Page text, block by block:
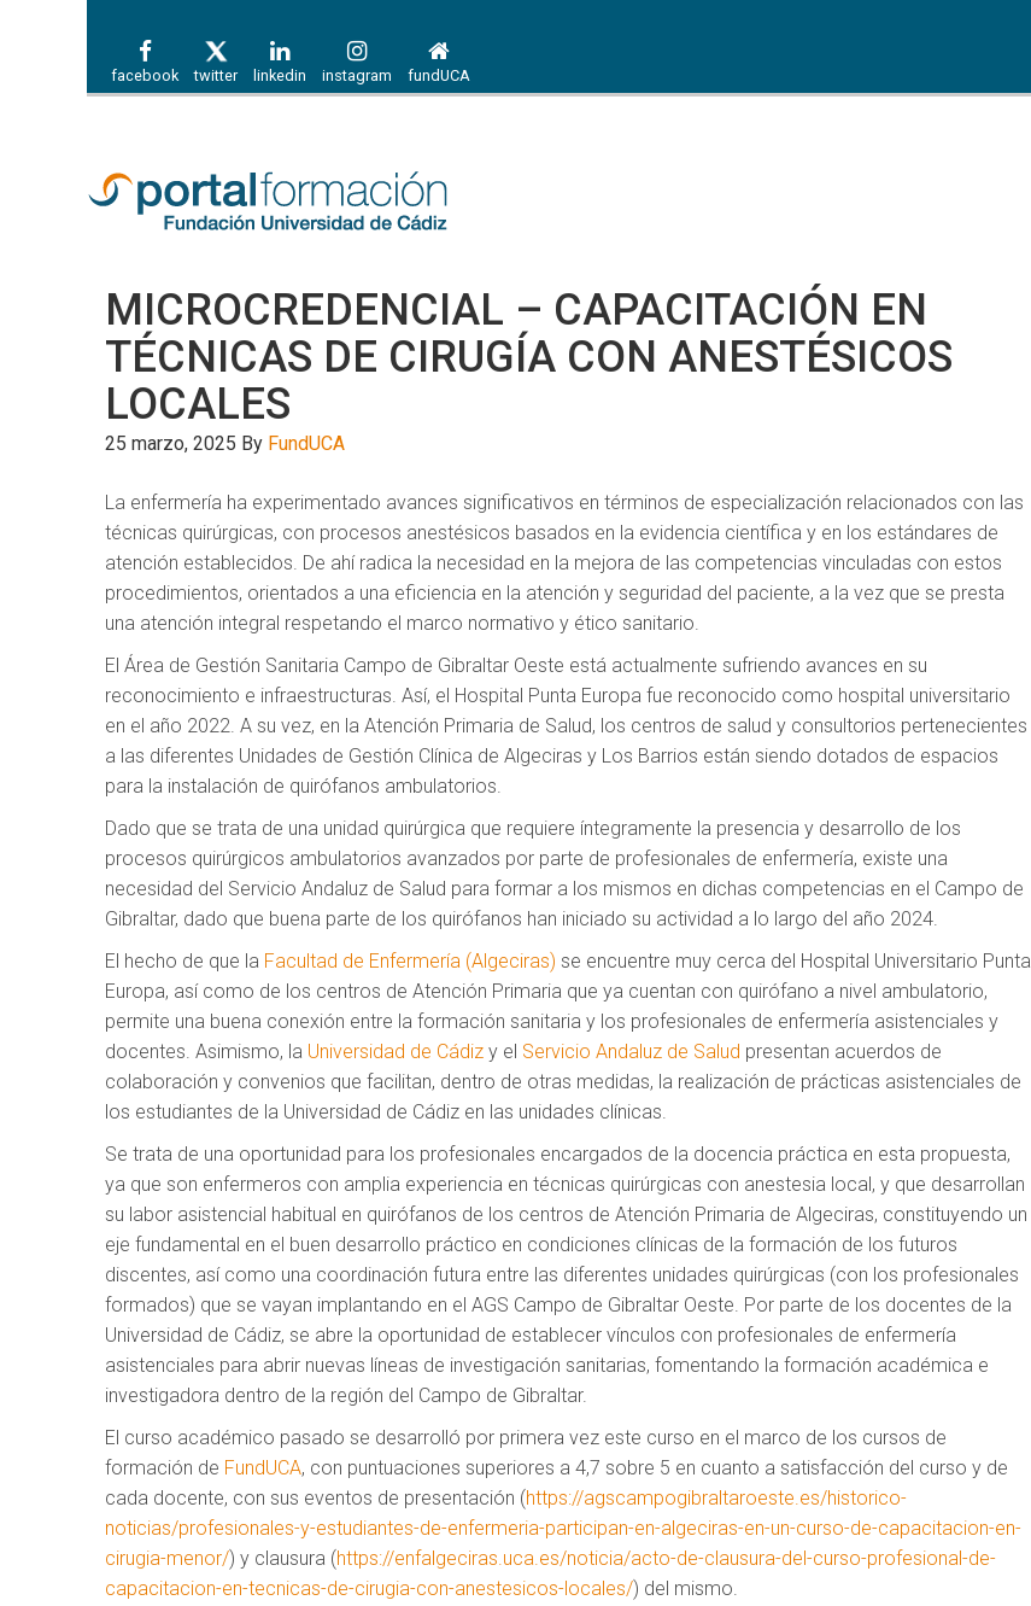
facebook twitter linkedin instagram fundUCA
MICROCREDENCIAL – CAPACITACIÓN EN
TÉCNICAS DE CIRUGÍA CON ANESTÉSICOS
LOCALES
25 marzo, 2025 By FundUCA
La enfermería ha experimentado avances significativos en términos de especialización relacionados con las
técnicas quirúrgicas, con procesos anestésicos basados en la evidencia científica y en los estándares de
atención establecidos. De ahí radica la necesidad en la mejora de las competencias vinculadas con estos
procedimientos, orientados a una eficiencia en la atención y seguridad del paciente, a la vez que se presta
una atención integral respetando el marco normativo y ético sanitario.
El Área de Gestión Sanitaria Campo de Gibraltar Oeste está actualmente sufriendo avances en su
reconocimiento e infraestructuras. Así, el Hospital Punta Europa fue reconocido como hospital universitario
en el año 2022. A su vez, en la Atención Primaria de Salud, los centros de salud y consultorios pertenecientes
a las diferentes Unidades de Gestión Clínica de Algeciras y Los Barrios están siendo dotados de espacios
para la instalación de quirófanos ambulatorios.
Dado que se trata de una unidad quirúrgica que requiere íntegramente la presencia y desarrollo de los
procesos quirúrgicos ambulatorios avanzados por parte de profesionales de enfermería, existe una
necesidad del Servicio Andaluz de Salud para formar a los mismos en dichas competencias en el Campo de
Gibraltar, dado que buena parte de los quirófanos han iniciado su actividad a lo largo del año 2024.
El hecho de que la Facultad de Enfermería (Algeciras) se encuentre muy cerca del Hospital Universitario Punta
Europa, así como de los centros de Atención Primaria que ya cuentan con quirófano a nivel ambulatorio,
permite una buena conexión entre la formación sanitaria y los profesionales de enfermería asistenciales y
docentes. Asimismo, la Universidad de Cádiz y el Servicio Andaluz de Salud presentan acuerdos de
colaboración y convenios que facilitan, dentro de otras medidas, la realización de prácticas asistenciales de
los estudiantes de la Universidad de Cádiz en las unidades clínicas.
Se trata de una oportunidad para los profesionales encargados de la docencia práctica en esta propuesta,
ya que son enfermeros con amplia experiencia en técnicas quirúrgicas con anestesia local, y que desarrollan
su labor asistencial habitual en quirófanos de los centros de Atención Primaria de Algeciras, constituyendo un
eje fundamental en el buen desarrollo práctico en condiciones clínicas de la formación de los futuros
discentes, así como una coordinación futura entre las diferentes unidades quirúrgicas (con los profesionales
formados) que se vayan implantando en el AGS Campo de Gibraltar Oeste. Por parte de los docentes de la
Universidad de Cádiz, se abre la oportunidad de establecer vínculos con profesionales de enfermería
asistenciales para abrir nuevas líneas de investigación sanitarias, fomentando la formación académica e
investigadora dentro de la región del Campo de Gibraltar.
El curso académico pasado se desarrolló por primera vez este curso en el marco de los cursos de
formación de FundUCA, con puntuaciones superiores a 4,7 sobre 5 en cuanto a satisfacción del curso y de
cada docente, con sus eventos de presentación (https://agscampogibraltaroeste.es/historico-
noticias/profesionales-y-estudiantes-de-enfermeria-participan-en-algeciras-en-un-curso-de-capacitacion-en-
cirugia-menor/) y clausura (https://enfalgeciras.uca.es/noticia/acto-de-clausura-del-curso-profesional-de-
capacitacion-en-tecnicas-de-cirugia-con-anestesicos-locales/) del mismo.